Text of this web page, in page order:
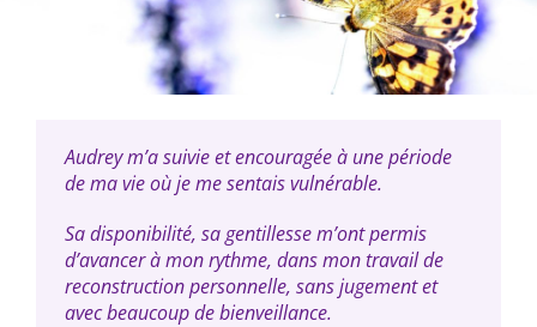
Audrey m’a suivie et encouragée à une période
de ma vie où je me sentais vulnérable.
Sa disponibilité, sa gentillesse m’ont permis
d’avancer à mon rythme, dans mon travail de
reconstruction personnelle, sans jugement et
avec beaucoup de bienveillance.